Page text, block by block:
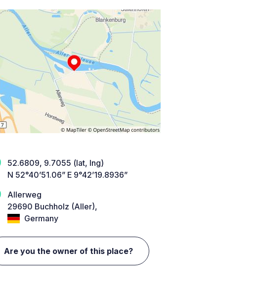
52.6809, 9.7055 (lat, lng)
N 52°40’51.06” E 9°42’19.8936”
Allerweg
29690 Buchholz (Aller),
Germany
Are you the owner of this place?